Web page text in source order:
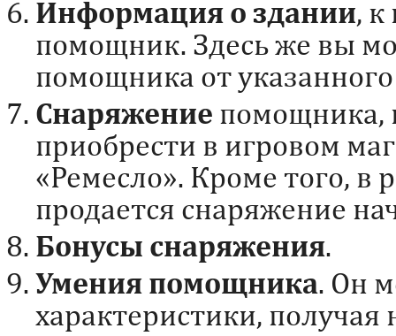
Информация о здании,
помощник. Здесь же вы
помощника от
Снаряжение помощника,
приобрести в игровом
«Ремесло». Кроме того, в
продается снаряжение
Бонусы снаряжения.
Умения помощника. Он
характеристики,